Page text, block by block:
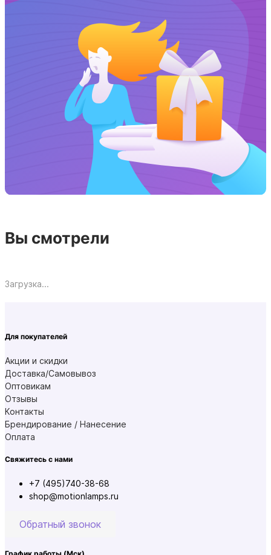
Вы смотрели
Загрузка...
Для покупателей
Акции и скидки
Доставка/Самовывоз
Оптовикам
Отзывы
Контакты
Брендирование / Нанесение
Оплата
Свяжитесь с нами
+7 (495)740-38-68
shop@motionlamps.ru
Обратный звонок